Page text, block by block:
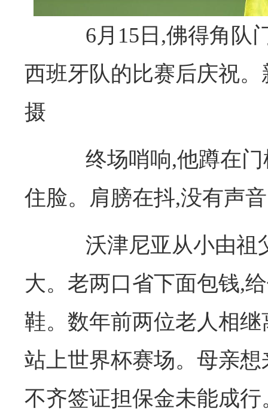
6月15日,佛得角队
西班牙队的比赛后庆祝
摄
终场哨响,他蹲在门
住脸。肩膀在抖,没有声
沃津尼亚从小由祖
大。老两口省下面包钱,
鞋。数年前两位老人相
站上世界杯赛场。母亲
不齐签证担保金未能成行